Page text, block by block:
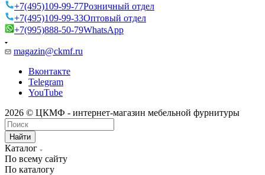
+7(495)109-99-77Розничный отдел
+7(495)109-99-33Оптовый отдел
+7(995)888-50-79WhatsApp
magazin@ckmf.ru
Вконтакте
Telegram
YouTube
2026 © ЦКМФ - интернет-магазин мебельной фурнитуры
Найти
Каталог
По всему сайту
По каталогу